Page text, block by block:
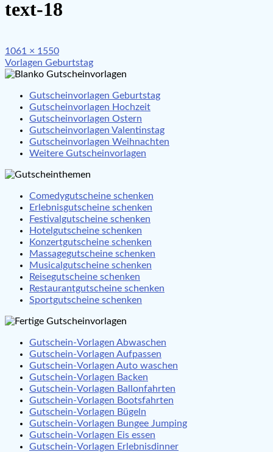
text-18
Full
size
1061 × 1550
Beitragsnavigation
Vorlagen Geburtstag
Gutscheinvorlagen Geburtstag
Gutscheinvorlagen Hochzeit
Gutscheinvorlagen Ostern
Gutscheinvorlagen Valentinstag
Gutscheinvorlagen Weihnachten
Weitere Gutscheinvorlagen
Comedygutscheine schenken
Erlebnisgutscheine schenken
Festivalgutscheine schenken
Hotelgutscheine schenken
Konzertgutscheine schenken
Massagegutscheine schenken
Musicalgutscheine schenken
Reisegutscheine schenken
Restaurantgutscheine schenken
Sportgutscheine schenken
Gutschein-Vorlagen Abwaschen
Gutschein-Vorlagen Aufpassen
Gutschein-Vorlagen Auto waschen
Gutschein-Vorlagen Backen
Gutschein-Vorlagen Ballonfahrten
Gutschein-Vorlagen Bootsfahrten
Gutschein-Vorlagen Bügeln
Gutschein-Vorlagen Bungee Jumping
Gutschein-Vorlagen Eis essen
Gutschein-Vorlagen Erlebnisdinner